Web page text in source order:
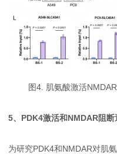
图4. 肌氨酸激活
5、PDK4激活和NMDAR阻
为研究PDK4和NMDAR对肌